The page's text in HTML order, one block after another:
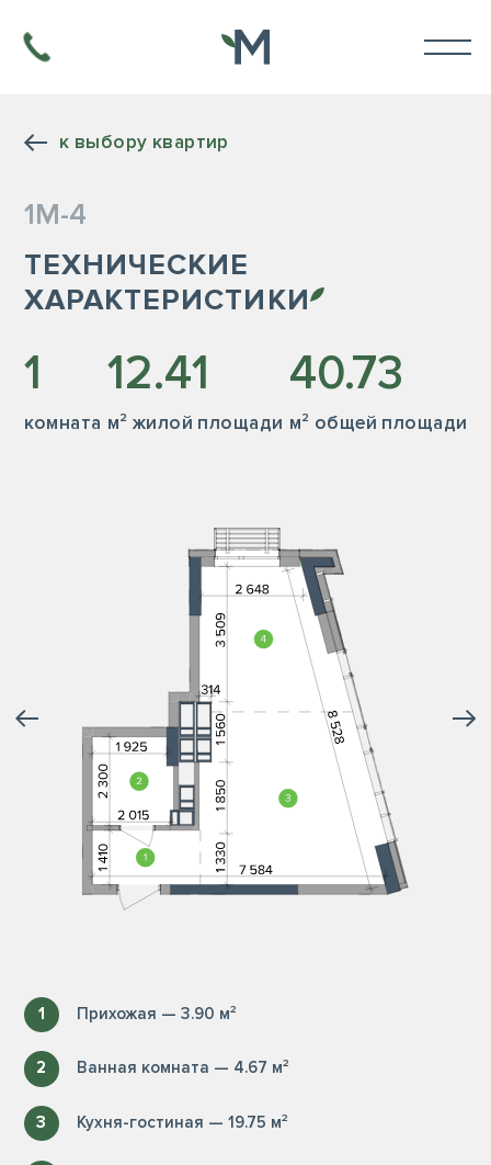
к выбору квартир
1М-4
ТЕХНИЧЕСКИЕ
ХАРАКТЕРИСТИКИ
1
комната
12.41
м² жилой площади
40.73
м² общей площади
1 Прихожая — 3.90 м²
2 Ванная комната — 4.67 м²
3 Кухня-гостиная — 19.75 м²